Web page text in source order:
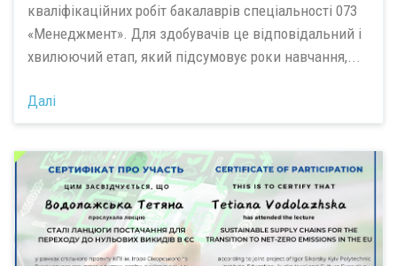
кваліфікаційних робіт бакалаврів спеціальності 073
«Менеджмент». Для здобувачів це відповідальний і
хвилюючий етап, який підсумовує роки навчання,...
Далі